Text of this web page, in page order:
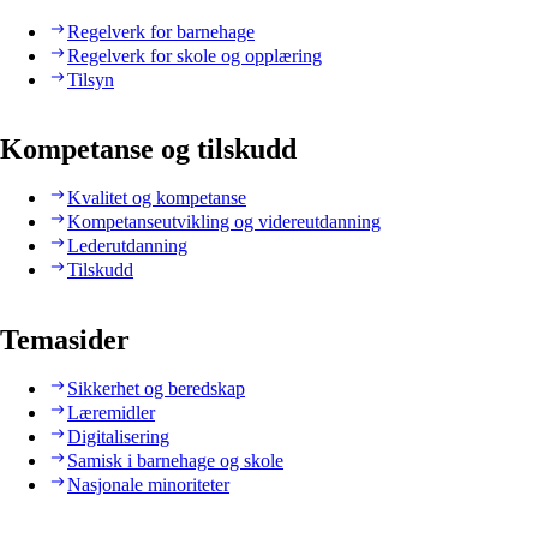
Regelverk for barnehage
Regelverk for skole og opplæring
Tilsyn
Kompetanse og tilskudd
Kvalitet og kompetanse
Kompetanseutvikling og videreutdanning
Lederutdanning
Tilskudd
Temasider
Sikkerhet og beredskap
Læremidler
Digitalisering
Samisk i barnehage og skole
Nasjonale minoriteter